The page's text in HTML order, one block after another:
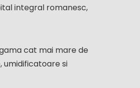
integral romanesc,
cat mai mare de
umidificatoare si